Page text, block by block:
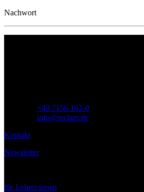
Nachwort
+49 7156 163-0
info@reclam.de
Kontakt
Newsletter
für Lehrer:innen